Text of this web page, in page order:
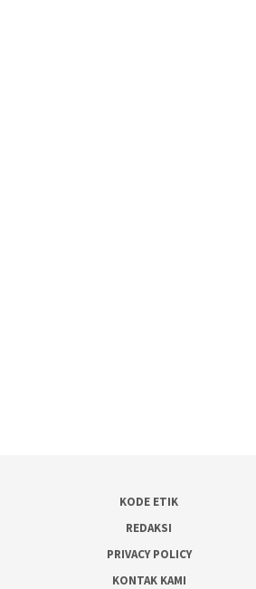
KODE ETIK
REDAKSI
PRIVACY POLICY
KONTAK KAMI